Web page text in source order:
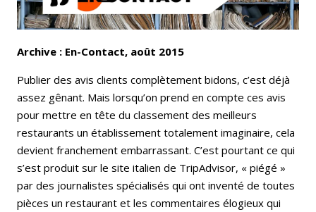
Archive : En-Contact, août 2015
Publier des avis clients complètement bidons, c’est déjà
assez gênant. Mais lorsqu’on prend en compte ces avis
pour mettre en tête du classement des meilleurs
restaurants un établissement totalement imaginaire, cela
devient franchement embarrassant. C’est pourtant ce qui
s’est produit sur le site italien de TripAdvisor, « piégé »
par des journalistes spécialisés qui ont inventé de toutes
pièces un restaurant et les commentaires élogieux qui